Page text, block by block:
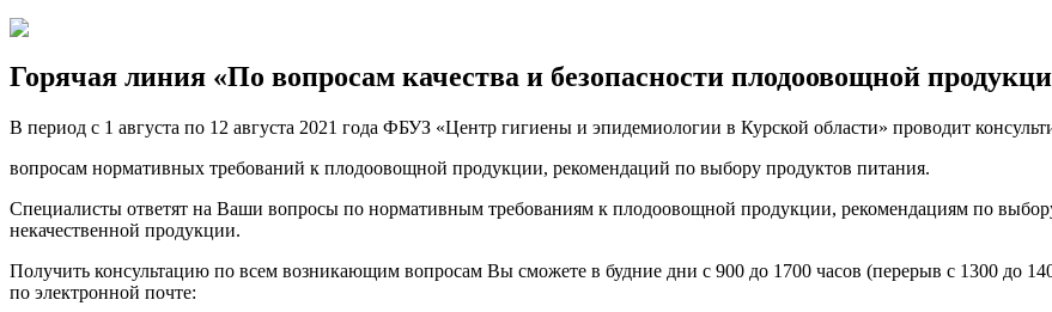
Горячая линия «По вопросам качества и безопасности плодоовощной
В период с 1 августа по 12 августа 2021 года ФБУЗ «Центр гигиены и эпидемиологии в Курской области» проводит
вопросам нормативных требований к плодоовощной продукции, рекомендаций по выбору продуктов питания.
Специалисты ответят на Ваши вопросы по нормативным требованиям к плодоовощной продукции, рекомендациям по
некачественной продукции.
Получить консультацию по всем возникающим вопросам Вы сможете в будние дни с 900 до 1700 часов (перерыв с 1300 до
по электронной почте: